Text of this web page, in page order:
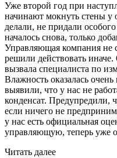
Уже второй год при
начинают мокнуть стены у
делали, не придали
началось снова, только
Управляющая компания не
решили действовать
вызвала специалиста по
Влажность оказалась
выявили, что у нас не
конденсат. Предупредили,
если ничего не
у нас есть официальная
управляющую, теперь уже
Читать далее